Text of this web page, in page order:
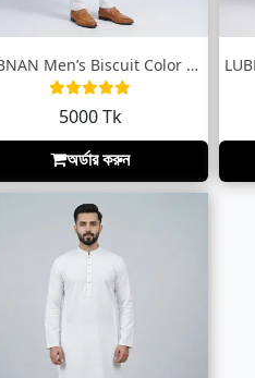
LUBNAN Men’s Biscuit Color Regular Fit P...
5000 Tk
অর্ডার করুন